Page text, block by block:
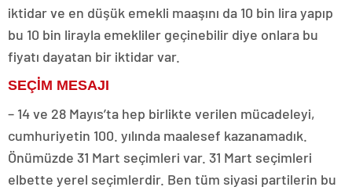
iktidar ve en düşük emekli maaşını da 10 bin lira yapıp
bu 10 bin lirayla emekliler geçinebilir diye onlara bu
fiyatı dayatan bir iktidar var.
SEÇİM MESAJI
– 14 ve 28 Mayıs’ta hep birlikte verilen mücadeleyi,
cumhuriyetin 100. yılında maalesef kazanamadık.
Önümüzde 31 Mart seçimleri var. 31 Mart seçimleri
elbette yerel seçimlerdir. Ben tüm siyasi partilerin bu